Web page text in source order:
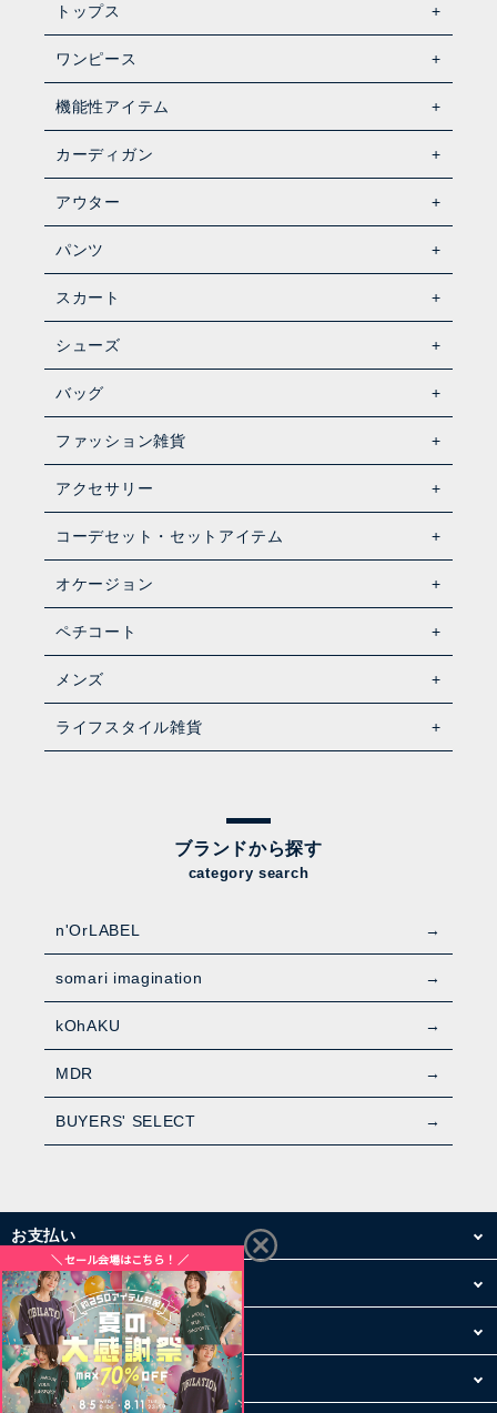
トップス
ワンピース
機能性アイテム
カーディガン
アウター
パンツ
スカート
シューズ
バッグ
ファッション雑貨
アクセサリー
コーデセット・セットアイテム
オケージョン
ペチコート
メンズ
ライフスタイル雑貨
ブランドから探す
category search
n'OrLABEL
somari imagination
kOhAKU
MDR
BUYERS' SELECT
お支払い
配送・送料
お買い物について
その他